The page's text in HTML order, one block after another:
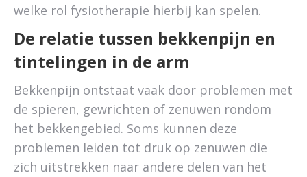
welke rol fysiotherapie hierbij kan spelen.
De relatie tussen bekkenpijn en
tintelingen in de arm
Bekkenpijn ontstaat vaak door problemen met
de spieren, gewrichten of zenuwen rondom
het bekkengebied. Soms kunnen deze
problemen leiden tot druk op zenuwen die
zich uitstrekken naar andere delen van het